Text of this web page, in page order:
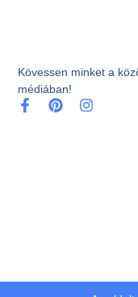
Kövessen minket a
médiában!